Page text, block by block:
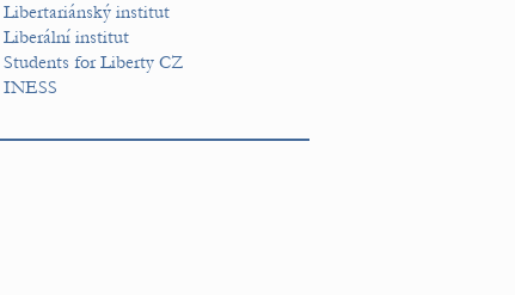
Libertariánský institut
Liberální institut
Students for Liberty CZ
INESS